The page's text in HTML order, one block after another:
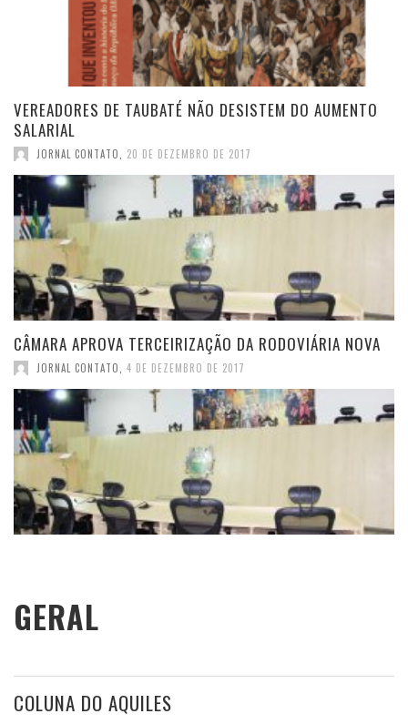
VEREADORES DE TAUBATÉ NÃO DESISTEM DO AUMENTO
SALARIAL
JORNAL CONTATO 20 DE DEZEMBRO DE 2017
CÂMARA APROVA TERCEIRIZAÇÃO DA RODOVIÁRIA NOVA
JORNAL CONTATO 4 DE DEZEMBRO DE 2017
GERAL
COLUNA DO AQUILES